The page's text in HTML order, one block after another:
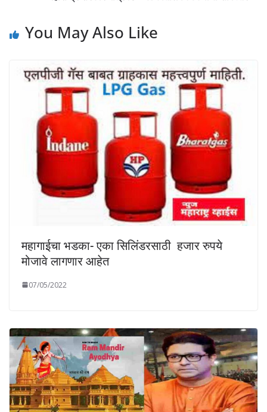
You May Also Like
महागाईचा भडका- एका सिलिंडरसाठी हजार रुपये
मोजावे लागणार आहेत
07/05/2022